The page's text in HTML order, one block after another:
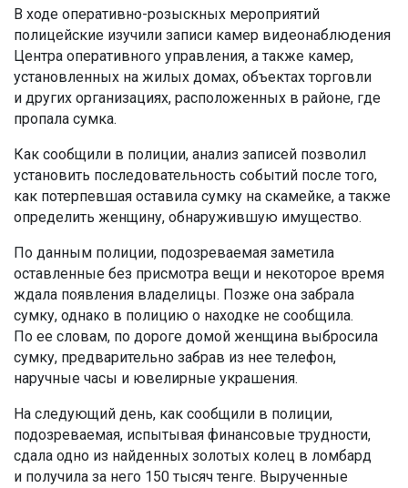
В ходе оперативно-розыскных мероприятий
полицейские изучили записи камер видеонаблюдения
Центра оперативного управления, а также камер,
установленных на жилых домах, объектах торговли
и других организациях, расположенных в районе, где
пропала сумка.
Как сообщили в полиции, анализ записей позволил
установить последовательность событий после того,
как потерпевшая оставила сумку на скамейке, а также
определить женщину, обнаружившую имущество.
По данным полиции, подозреваемая заметила
оставленные без присмотра вещи и некоторое время
ждала появления владелицы. Позже она забрала
сумку, однако в полицию о находке не сообщила.
По ее словам, по дороге домой женщина выбросила
сумку, предварительно забрав из нее телефон,
наручные часы и ювелирные украшения.
На следующий день, как сообщили в полиции,
подозреваемая, испытывая финансовые трудности,
сдала одно из найденных золотых колец в ломбард
и получила за него 150 тысяч тенге. Вырученные